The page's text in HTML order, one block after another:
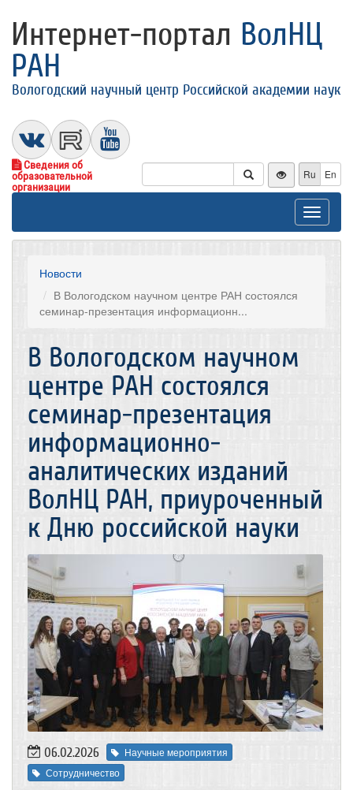
Интернет-портал ВолНЦ
РАН
Вологодский научный центр Российской академии наук
Сведения об
образовательной
организации
Ru En
Toggle
Новости
В Вологодском научном центре РАН состоялся
семинар-презентация информационн...
В Вологодском научном
центре РАН состоялся
семинар-презентация
информационно-
аналитических изданий
ВолНЦ РАН, приуроченный
к Дню российской науки
06.02.2026
Научные мероприятия
Сотрудничество